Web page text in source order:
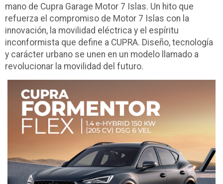
mano de Cupra Garage Motor 7 Islas. Un hito que
refuerza el compromiso de Motor 7 Islas con la
innovación, la movilidad eléctrica y el espíritu
inconformista que define a CUPRA. Diseño, tecnología
y carácter urbano se unen en un modelo llamado a
revolucionar la movilidad del futuro.